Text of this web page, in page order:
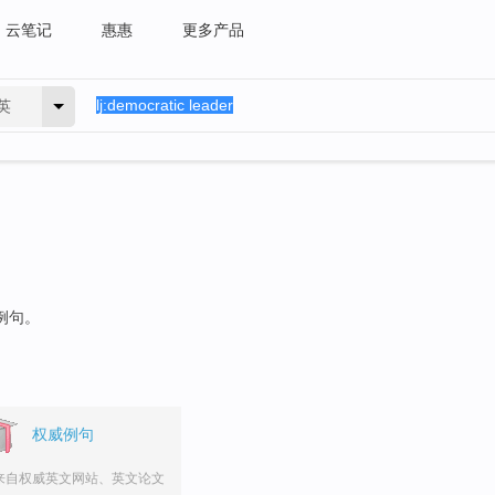
云笔记 惠惠 更多产品
句。
权威例句
自权威英文网站、英文论文